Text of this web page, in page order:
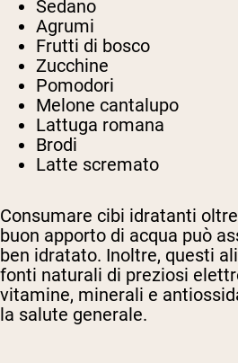
Sedano
Agrumi
Frutti di bosco
Zucchine
Pomodori
Melone cantalupo
Lattuga romana
Brodi
Latte scremato
Consumare cibi idratanti
buon apporto di acqua può
ben idratato. Inoltre, questi
fonti naturali di preziosi
vitamine, minerali e
la salute generale.